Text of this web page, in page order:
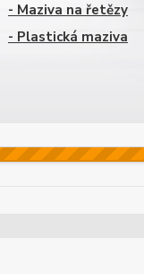
- Maziva na řetězy
- Plastická maziva